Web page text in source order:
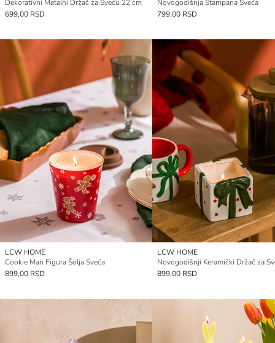
Dekorativni Metalni Držač za Sveću 22 cm
699,00 RSD
Novogodišnja Štampana Sveća
799,00 RSD
LCW HOME
Cookie Man Figura Šolja Sveća
899,00 RSD
LCW HOME
899,00 RSD